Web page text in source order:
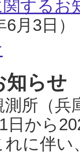
するお
月3日）
知らせ
所（
日から
に伴い